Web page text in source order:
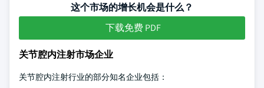
这个市场的增长机会是什么？
下载免费 PDF
关节腔内注射市场企业
关节腔内注射行业的部分知名企业包括：